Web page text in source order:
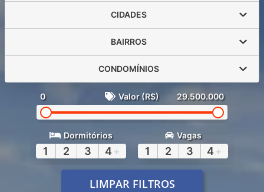
CIDADES
BAIRROS
CONDOMÍNIOS
0 Valor (R$) 29.500.000
Dormitórios
1 2 3 4 +
Vagas
1 2 3 4 +
LIMPAR FILTROS